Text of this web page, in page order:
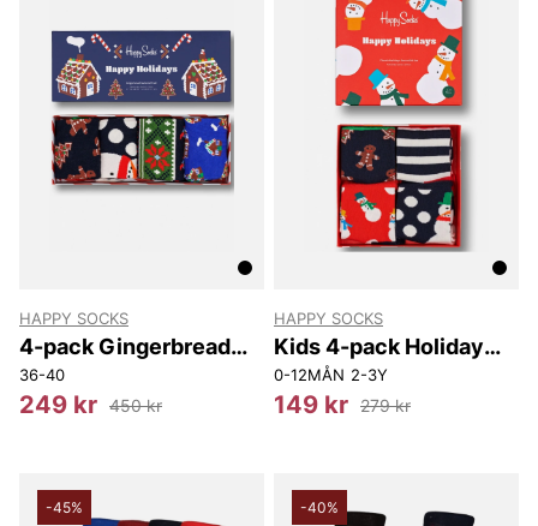
HAPPY SOCKS
4-pack Gingerbread
Cookies Socks Gift Set
36-40
249 kr 450 kr
HAPPY SOCKS
Kids 4-pack Holiday
Socks Gift Set
0-12MÅN 2-3Y
149 kr 279 kr
-45% -40%